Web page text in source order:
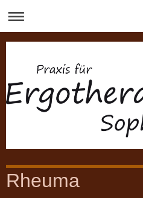
Rheuma